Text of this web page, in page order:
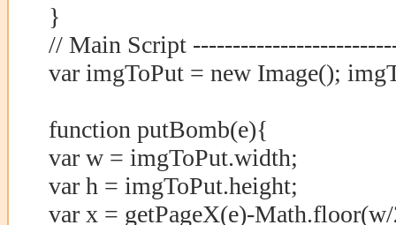
}
// Main Script
var imgToPut = new Image();
function putBomb(e){
var w = imgToPut.width;
var h = imgToPut.height;
var x = getPageX(e)-